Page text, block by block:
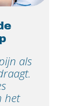
als
het